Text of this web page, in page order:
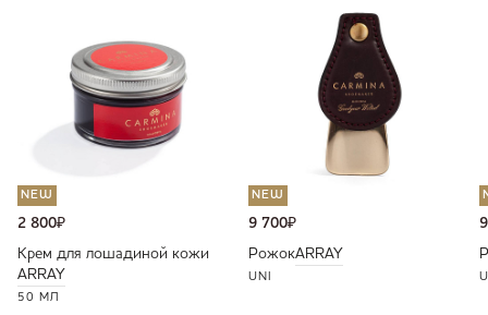
NEW
2 800₽
Крем для лошадиной кожи
ARRAY
50 МЛ
NEW
9 700₽
РожокARRAY
UNI